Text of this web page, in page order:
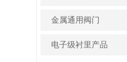
金属通用阀门
电子级衬里产品